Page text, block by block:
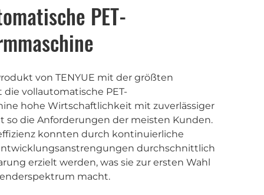
PET-
von TENYUE mit der größten
die vollautomatische PET-
hohe Wirtschaftlichkeit mit zuverlässiger
so die Anforderungen der meisten Kunden.
konnten durch kontinuierliche
durchschnittlich
erzielt werden, was sie zur ersten Wahl
macht.